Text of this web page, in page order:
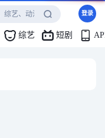
登录
综艺 短剧